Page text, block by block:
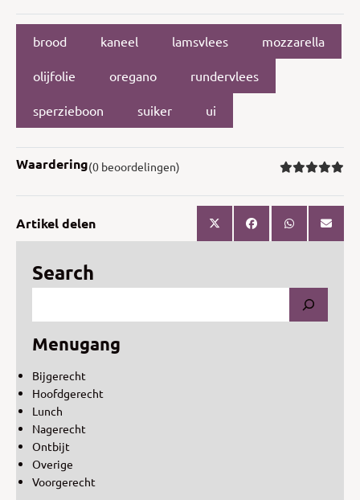
brood kaneel lamsvlees mozzarella
olijfolie oregano rundervlees
sperzieboon suiker ui
Waardering(0 beoordelingen)
Artikel delen
Search
Menugang
Bijgerecht
Hoofdgerecht
Lunch
Nagerecht
Ontbijt
Overige
Voorgerecht